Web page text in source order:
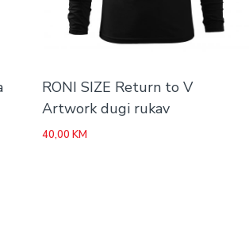
RONI SIZE Return to V
Artwork dugi rukav
40,00 KM